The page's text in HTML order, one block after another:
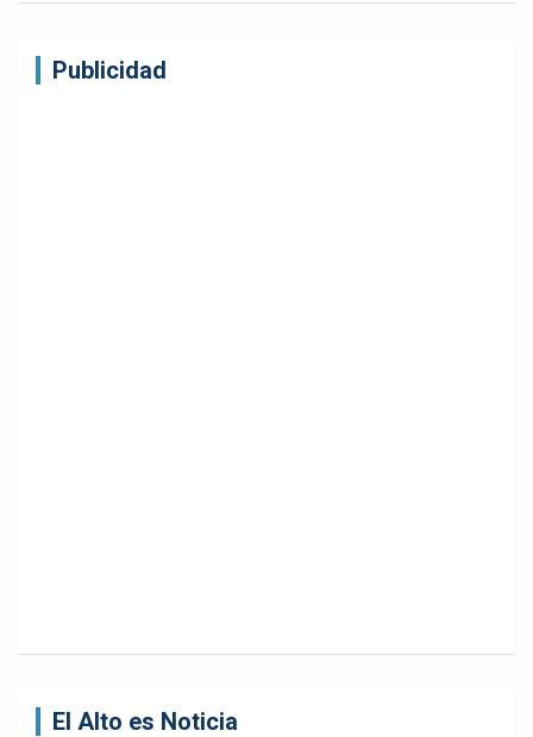
Publicidad
El Alto es Noticia